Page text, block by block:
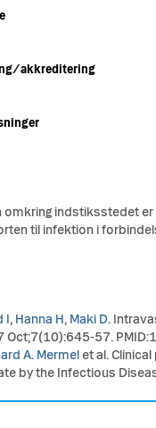
akkreditering
omkring indstiksstedet
til infektion i
I, Hanna H, Maki D.
Oct;7(10):645-57.
A. Mermelet al.
by the Infectious